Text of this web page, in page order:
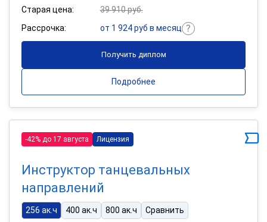
Старая цена:
39 910 руб.
Рассрочка:
от 1 924 руб в месяц
Получить диплом
Подробнее
-42% до 17 августа Лицензия
Инструктор танцевальных
направлений
256 ак.ч 400 ак.ч 800 ак.ч Сравнить